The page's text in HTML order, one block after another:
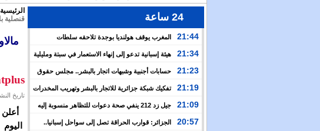
24 ساعة
21:44
المغرب يوقف هولنديا بوجدة تلاحقه سلطات
أمستردام
21:34
هيئة إسبانية تدعو إلى إنهاء الاستعمار في سبتة ومليلية
وتعتبر إعادتهما إلى المغرب مسألة وقت
21:23
حسابات أجنبية وشبهات اتجار بالبشر.. مجلس حقوق
الإنسان يكشف خفايا التعبئة للعبور الجماعي نحو سبتة
21:19
تفكيك شبكة جزائرية للاتجار بالبشر وتهريب المخدرات
بين إسبانيا والجزائر
21:09
جيل زد 212 ينفي صحة دعوات للتظاهر منسوبة إليه
ويحذر من منشورات مفبركة
20:57
الجزائر: قوارب الحراقة تصل إلى سواحل إسبانيا..
الرئيسية
قنصلية
تاريخ النشر: 2021-07-28 - ساعة